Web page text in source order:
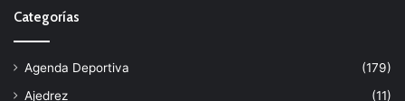
Categorías
Agenda Deportiva
(179)
Ajedrez
(11)